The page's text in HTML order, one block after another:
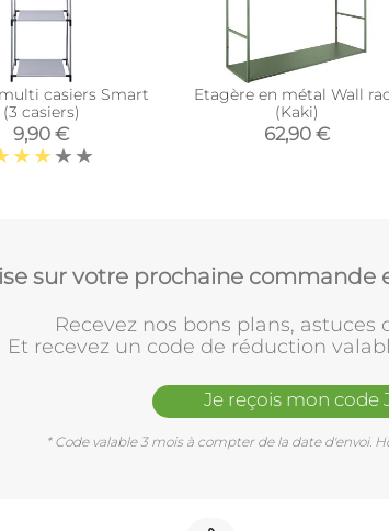
casiers Smart
(3 casiers)
9,90 €
Etagère en métal Wall
(Kaki)
62,90 €
sur votre prochaine commande
Recevez nos bons plans,
Et recevez un code de réduction
Je reçois mon code
* Code valable 3 mois à compter de la date d'envoi.